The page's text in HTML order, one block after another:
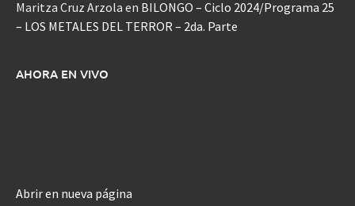
Maritza Cruz Arzola en BILONGO – Ciclo 2024/Programa 25
– LOS METALES DEL TERROR – 2da. Parte
AHORA EN VIVO
Abrir en nueva página